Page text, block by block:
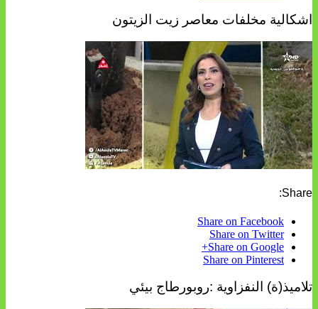
اشكالية مخلفات معاصر زيت الزيتون
Share:
Share on Facebook
Share on Twitter
Share on Google+
Share on Pinterest
تلاميذ(ة) النفزاوية :روبورطاج بيئي